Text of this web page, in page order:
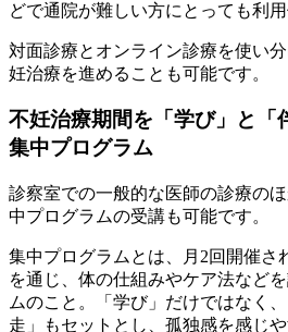
どで通院が難しい方にとっても利
対面診療とオンライン診療を使い
妊治療を進めることも可能です。
不妊治療期間を「学び」と「
集中プログラム
診察室での一般的な医師の診療の
中プログラムの受講も可能です。
集中プログラムとは、月2回開催さ
を通じ、体の仕組みやケア法など
ムのこと。「学び」だけではなく
走」もセットとし、孤独感を感じ